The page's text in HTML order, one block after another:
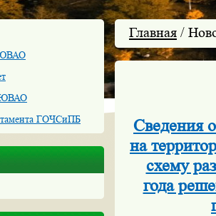
ЮВАО
ГОЧСиПБ
Главная /
Сведения
на
схему
года